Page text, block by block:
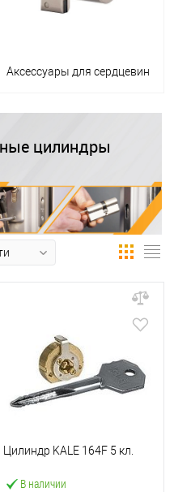
Аксессуары для сердцевин
цилиндры
В наличии
Цилиндр KALE 164F 5 кл.